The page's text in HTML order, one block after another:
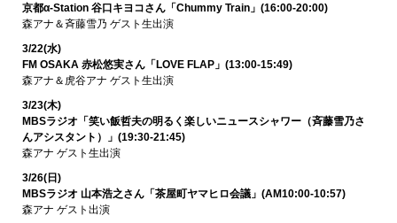
京都α-Station 谷口キヨコさん「Chummy Train」(16:00-20:00)
森アナ＆斉藤雪乃 ゲスト生出演
3/22(水)
FM OSAKA 赤松悠実さん「LOVE FLAP」(13:00-15:49)
森アナ＆虎谷アナ ゲスト生出演
3/23(木)
MBSラジオ「笑い飯哲夫の明るく楽しいニュースシャワー（斉藤雪乃さ
んアシスタント）」(19:30-21:45)
森アナ ゲスト生出演
3/26(日)
MBSラジオ 山本浩之さん「茶屋町ヤマヒロ会議」(AM10:00-10:57)
森アナ ゲスト出演